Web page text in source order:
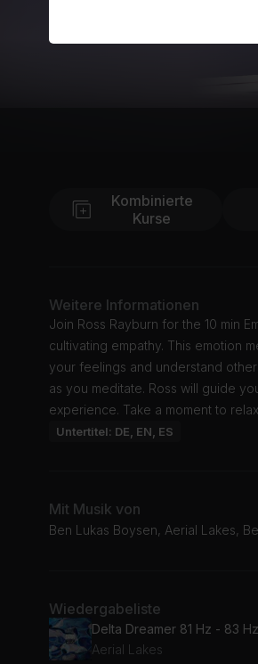
Kombinierte
Kurse
Weitere Informationen
Join Ross Rayburn for the 10 min
cultivating empathy. This emotion
your feelings and understand
as you meditate. Ross will guide
experience. Take a moment to
Untertitel: DE, EN, ES
Mit Musik von
Ben Lukas Boysen, Aerial Lakes,
Wiedergabeliste
Delta Dreamer 81 Hz - 83 Hz
Aerial Lakes